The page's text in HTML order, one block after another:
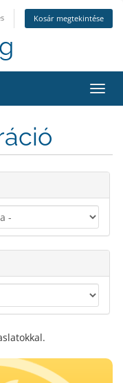
Kosár megtekintése